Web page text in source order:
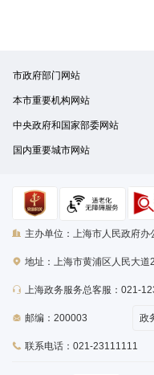
市政府部门网站
本市重要机构网站
中央政府和国家部委网站
国内重要城市网站
主办单位：上海市人民政府办
地址：上海市黄浦区人民大道
上海政务服务总客服：021-
邮编：200003
联系电话：021-23111111
政